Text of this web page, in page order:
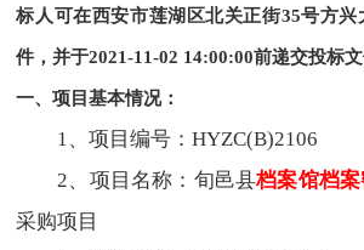
标人可在西安市莲湖区北关正街35号方
件，并于2021-11-02 14:00:00前递交投标文
一、项目基本情况：
1、项目编号：HYZC(B)2106
2、项目名称：旬邑县档案馆档
采购项目